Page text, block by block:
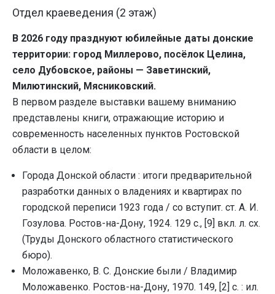
Отдел краеведения (2 этаж)
В 2026 году празднуют юбилейные даты донские
территории: город Миллерово, посёлок Целина,
село Дубовское, районы — Заветинский,
Милютинский, Мясниковский.
В первом разделе выставки вашему вниманию
представлены книги, отражающие историю и
современность населенных пунктов Ростовской
области в целом:
Города Донской области : итоги предварительной
разработки данных о владениях и квартирах по
городской переписи 1923 года / со вступит. ст. А. И.
Гозулова. Ростов-на-Дону, 1924. 129 с., [9] вкл. л. сх.
(Труды Донского областного статистического
бюро).
Моложавенко, В. С. Донские были / Владимир
Моложавенко. Ростов-на-Дону, 1970. 149, [2] с. : ил.